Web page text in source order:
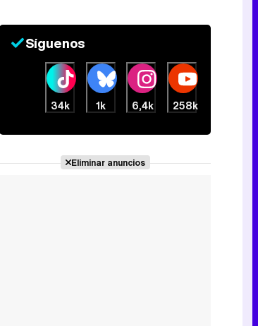
Síguenos
34k 1k 6,4k 258k
Eliminar anuncios